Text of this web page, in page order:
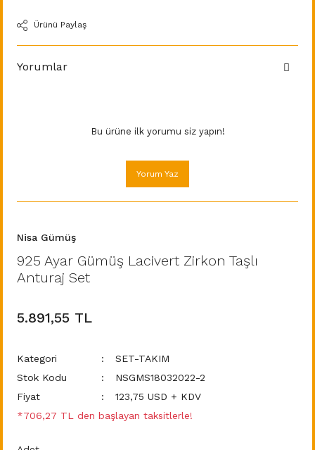
Ürünü Paylaş
Yorumlar
Bu ürüne ilk yorumu siz yapın!
Yorum Yaz
Nisa Gümüş
925 Ayar Gümüş Lacivert Zirkon Taşlı
Anturaj Set
5.891,55 TL
Kategori
SET-TAKIM
Stok Kodu
NSGMS18032022-2
Fiyat
123,75 USD + KDV
*706,27 TL den başlayan taksitlerle!